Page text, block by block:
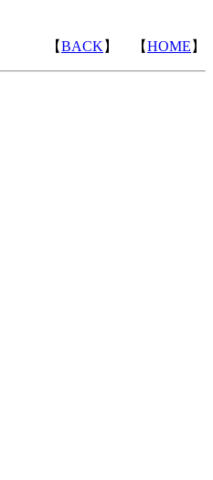
【BACK 】 【HOME 】